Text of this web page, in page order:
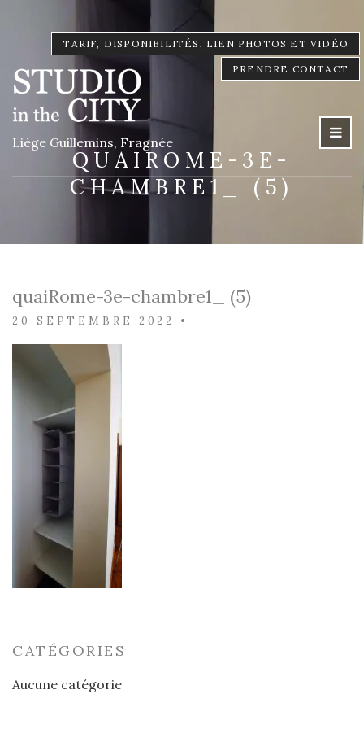
TARIF, DISPONIBILITÉS, LIEN PHOTOS ET VIDÉO
PRENDRE CONTACT
Liège Guillemins, Fragnée
QUAIROME-3E-
CHAMBRE1_ (5)
quaiRome-3e-chambre1_ (5)
20 SEPTEMBRE 2022 •
CATÉGORIES
Aucune catégorie